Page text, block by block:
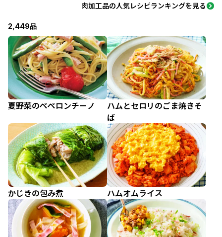
肉加工品の人気レシピランキングを見る
2,449品
夏野菜のペペロンチーノ
ハムとセロリのごま焼きそ
ば
かじきの包み煮 ハムオムライス